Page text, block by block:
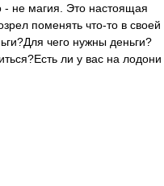
- не магия. Это настоящая
поменять что-то в своей
чего нужны деньги?
ли у вас на лодони